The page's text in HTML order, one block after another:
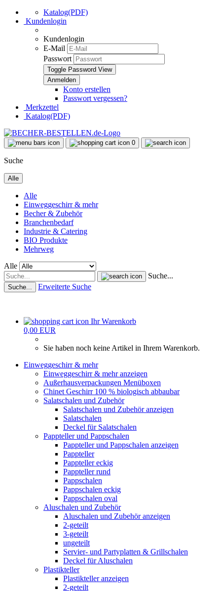
Katalog(PDF)
Kundenlogin
Kundenlogin
E-Mail
Passwort
Toggle Password View
Konto erstellen
Passwort vergessen?
Merkzettel
Katalog(PDF)
0
Suche
Alle
Alle
Einweggeschirr & mehr
Becher & Zubehör
Branchenbedarf
Industrie & Catering
BIO Produkte
Mehrweg
Alle
Suche...
Suche... Erweiterte Suche
Ihr Warenkorb
0,00 EUR
Sie haben noch keine Artikel in Ihrem Warenkorb.
Einweggeschirr & mehr
Einweggeschirr & mehr anzeigen
Außerhausverpackungen Menüboxen
Chinet Geschirr 100 % biologisch abbaubar
Salatschalen und Zubehör
Salatschalen und Zubehör anzeigen
Salatschalen
Deckel für Salatschalen
Pappteller und Pappschalen
Pappteller und Pappschalen anzeigen
Pappteller
Pappteller eckig
Pappteller rund
Pappschalen
Pappschalen eckig
Pappschalen oval
Aluschalen und Zubehör
Aluschalen und Zubehör anzeigen
2-geteilt
3-geteilt
ungeteilt
Servier- und Partyplatten & Grillschalen
Deckel für Aluschalen
Plastikteller
Plastikteller anzeigen
2-geteilt